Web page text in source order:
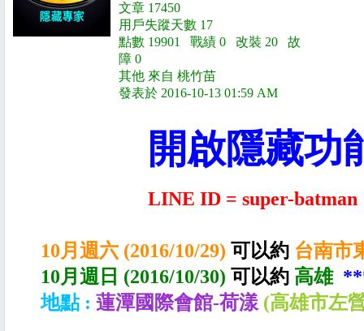
文章 17450
用戶失蹤天數 17
點數 19901 戰績 0 改裝 20 故
障 0
其他 來自 桃竹苗
發表於 2016-10-13 01:59 AM
開啟隱藏功
LINE ID = super-batman
10月 週六 (2016/10/29) 可以約 台南市
10月 週日 (2016/10/30) 可以約 高雄
地點 : 蓮潭國際會館-荷漾 (高雄市左